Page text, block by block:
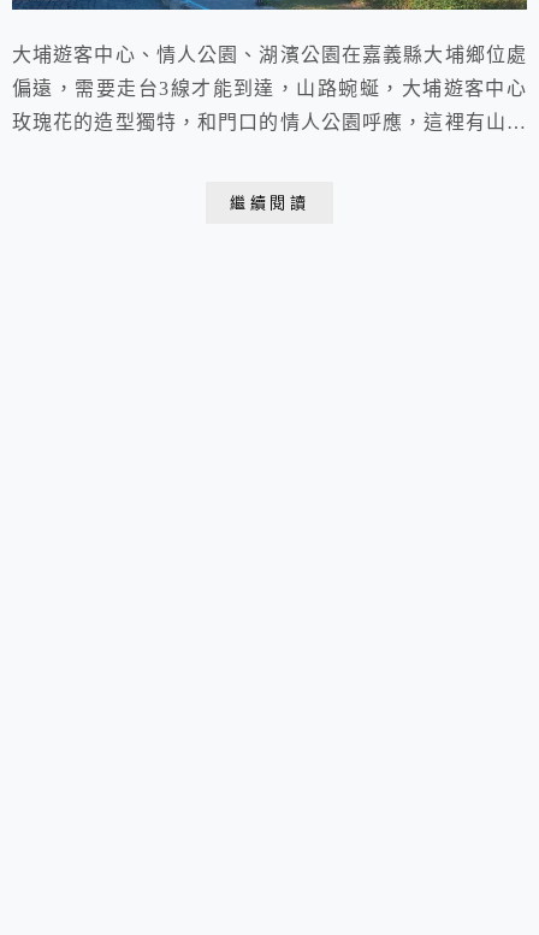
大埔遊客中心、情人公園、湖濱公園在嘉義縣大埔鄉位處
偏遠，需要走台3線才能到達，山路蜿蜒，大埔遊客中心
玫瑰花的造型獨特，和門口的情人公園呼應，這裡有山有
繼續閱讀